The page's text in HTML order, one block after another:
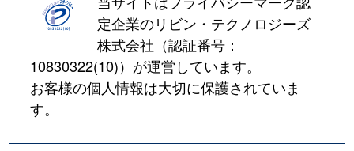
定企業のリビン・テクノロジーズ
株式会社（認証番号：
10830322(10)）が運営しています。
お客様の個人情報は大切に保護されていま
す。